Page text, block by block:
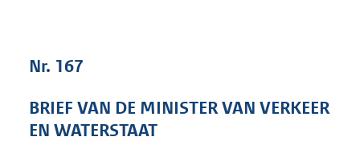
e
Nr. 167
BRIEF VAN DE MINISTER VAN VERKEER
EN WATERSTAAT